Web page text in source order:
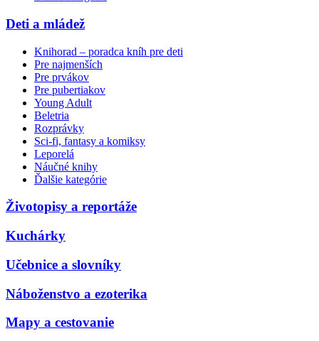
Deti a mládež
Knihorad – poradca kníh pre deti
Pre najmenších
Pre prvákov
Pre pubertiakov
Young Adult
Beletria
Rozprávky
Sci-fi, fantasy a komiksy
Leporelá
Náučné knihy
Ďalšie kategórie
Životopisy a reportáže
Kuchárky
Učebnice a slovníky
Náboženstvo a ezoterika
Mapy a cestovanie